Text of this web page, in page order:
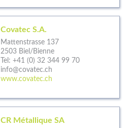
Covatec S.A.
Mattenstrasse 137
2503 Biel/Bienne
Tel: +41 (0) 32 344 99 70
info@covatec.ch
www.covatec.ch
CR Métallique SA